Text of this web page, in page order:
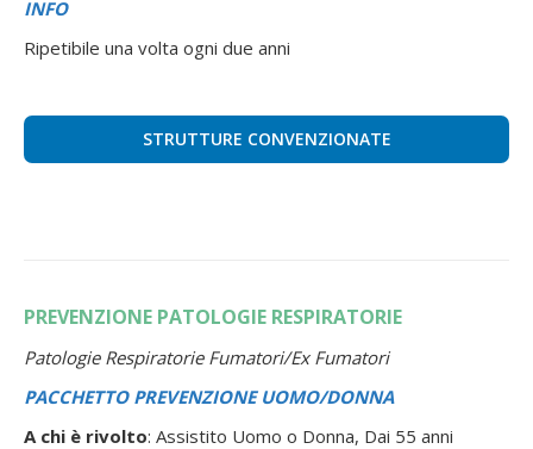
INFO
Ripetibile una volta ogni due anni
STRUTTURE CONVENZIONATE
PREVENZIONE PATOLOGIE RESPIRATORIE
Patologie Respiratorie Fumatori/Ex Fumatori
PACCHETTO PREVENZIONE UOMO/DONNA
A chi è rivolto: Assistito Uomo o Donna, Dai 55 anni